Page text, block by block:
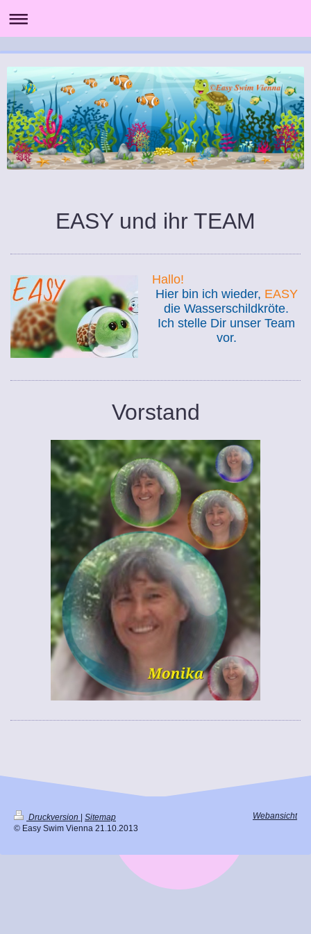
EASY und ihr TEAM
Hallo!
Hier bin ich wieder, EASY
die Wasserschildkröte.
Ich stelle Dir unser Team
vor.
Vorstand
Druckversion | Sitemap
© Easy Swim Vienna 21.10.2013
Webansicht